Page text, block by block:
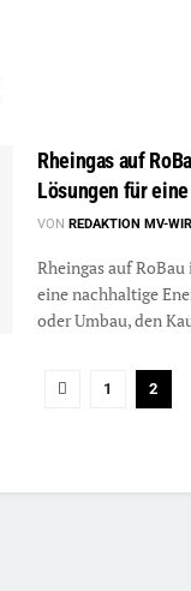
Rheingas auf
Lösungen für
VON REDAKTION MV-
Rheingas auf
eine nachhaltige
oder Umbau, den
1 2